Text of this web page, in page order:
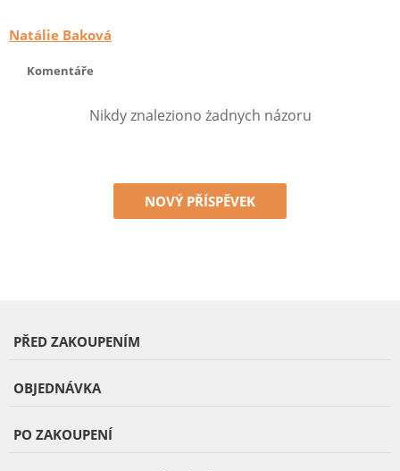
Natálie Baková
Komentáře
Nikdy znaleziono żadnych názoru
NOVÝ PŘÍSPĚVEK
PŘED ZAKOUPENÍM
OBJEDNÁVKA
PO ZAKOUPENÍ